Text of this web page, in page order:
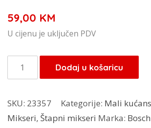
59,00 KM
U cijenu je uključen PDV
Bosch
štapni
CleverMixx
Fun
Dodaj u košaricu
SKU: 23357 Kategorije: Mali
Mikseri, Štapni mikseri Marka: Bosch